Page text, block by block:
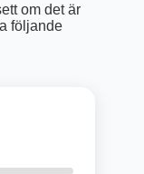
om det är
följande